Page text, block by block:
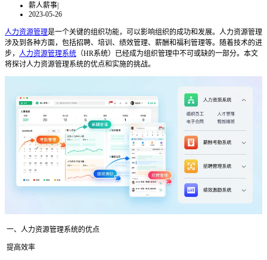
薪人薪事|
2023-05-26
人力资源管理是一个关键的组织功能，可以影响组织的成功和发展。人力资源管理
涉及到各种方面，包括招聘、培训、绩效管理、薪酬和福利管理等。随着技术的进
步， 人力资源管理系统 （HR系统）已经成为组织管理中不可或缺的一部分。本文
将探讨人力资源管理系统的优点和实施的挑战。
一、人力资源管理系统的优点
提高效率